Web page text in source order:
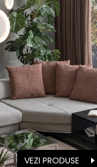
VEZI PRODUSE